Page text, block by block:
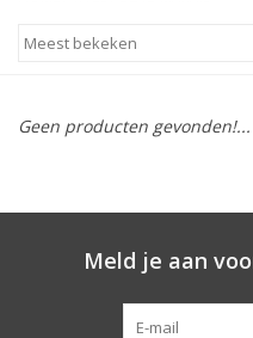
Geen producten gevonden!...
Meld je aan